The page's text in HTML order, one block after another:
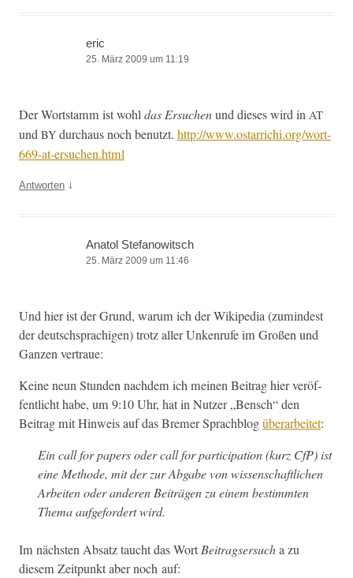
eric
25. März 2009 um 11:19
Der Wort­stamm ist wohldas Ersuchenund dieses wird in AT
und BY dur­chaus noch benutzt. http://www.ostarrichi.org/wort-
669-at-ersuchen.html
Antworten ↓
Anatol Stefanowitsch
25. März 2009 um 11:46
Und hier ist der Grund, warum ich der Wikipedia (zumin­d­est
der deutschsprachi­gen) trotz aller Unken­rufe im Großen und
Ganzen vertraue:
Keine neun Stun­den nach­dem ich meinen Beitrag hier veröf­
fentlicht habe, um 9:10 Uhr, hat in Nutzer „Ben­sch“ den
Beitrag mit Hin­weis auf das Bre­mer Sprach­blogüber­ar­beit­et:
Ein call for papers oder call for par­tic­i­pa­tion (kurz CfP) ist
eine Meth­ode, mit der zur Abgabe von wis­senschaftlichen
Arbeit­en oder anderen Beiträ­gen zu einem bes­timmten
The­ma aufge­fordert wird.
Im näch­sten Absatz taucht das WortBeitragser­sucha zu
diesem Zeit­punkt aber noch auf: